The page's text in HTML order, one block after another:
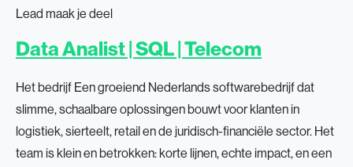
Lead maak je deel
Data Analist | SQL | Telecom
Het bedrijf Een groeiend Nederlands softwarebedrijf dat
slimme, schaalbare oplossingen bouwt voor klanten in
logistiek, sierteelt, retail en de juridisch-financiële sector. Het
team is klein en betrokken: korte lijnen, echte impact, en een